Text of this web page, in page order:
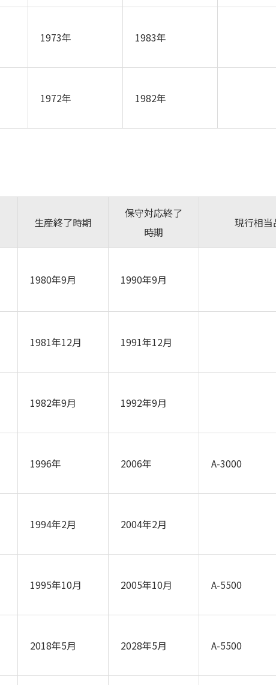
1973年 1983年
1972年 1982年
生産終了時期
保守対応終了
時期
現行相当
1980年9月 1990年9月
1981年12月 1991年12月
1982年9月 1992年9月
1996年 2006年 A-3000
1994年2月 2004年2月
1995年10月 2005年10月 A-5500
2018年5月 2028年5月 A-5500